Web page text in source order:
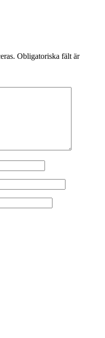
Obligatoriska fält är